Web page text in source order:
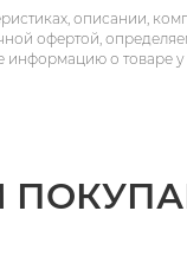
описании,
офертой,
информацию о